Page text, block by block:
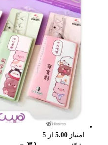
امتیاز 5.00 از 5